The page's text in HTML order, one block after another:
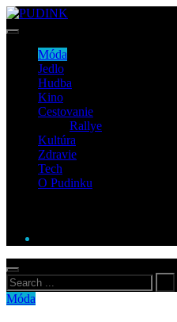
Móda
Jedlo
Hudba
Kino
Cestovanie
Rallye
Kultúra
Zdravie
Tech
O Pudinku
Móda